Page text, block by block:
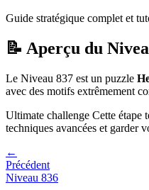
Guide stratégique complet et
📝 Aperçu du
Le Niveau 837 est un puzzle
avec des motifs extrêmement
Ultimate challenge Cette étape
techniques avancées et garder
←
Précédent
Niveau 836